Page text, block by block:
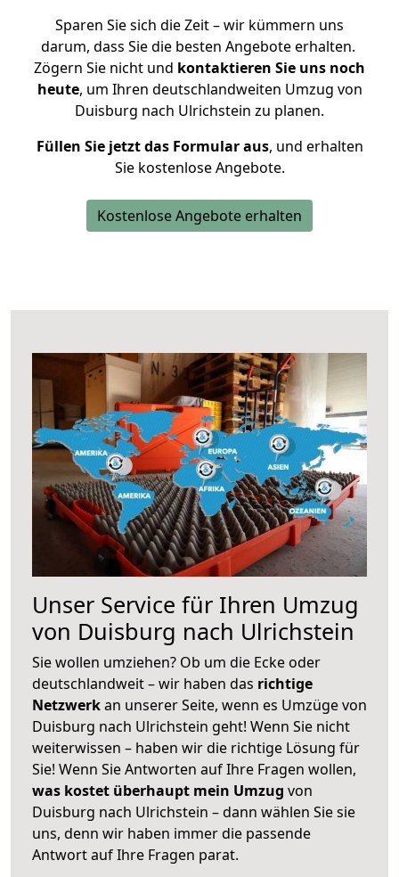
Sparen Sie sich die Zeit – wir kümmern uns
darum, dass Sie die besten Angebote erhalten.
Zögern Sie nicht und kontaktieren Sie uns noch
heute, um Ihren deutschlandweiten Umzug von
Duisburg nach Ulrichstein zu planen.
Füllen Sie jetzt das Formular aus, und erhalten
Sie kostenlose Angebote.
Kostenlose Angebote erhalten
Unser Service für Ihren Umzug
von Duisburg nach Ulrichstein
Sie wollen umziehen? Ob um die Ecke oder
deutschlandweit – wir haben das richtige
Netzwerkan unserer Seite, wenn es Umzüge von
Duisburg nach Ulrichstein geht! Wenn Sie nicht
weiterwissen – haben wir die richtige Lösung für
Sie! Wenn Sie Antworten auf Ihre Fragen wollen,
was kostet überhaupt mein Umzug von
Duisburg nach Ulrichstein – dann wählen Sie sie
uns, denn wir haben immer die passende
Antwort auf Ihre Fragen parat.